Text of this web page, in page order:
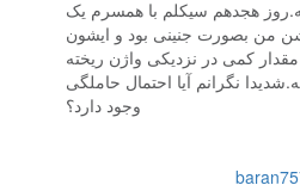
هجدهم سیکلم با همسرم یک
من بصورت جنینی بود و ایشون
کمی در نزدیکی واژن ریخته
نگرانم آیا احتمال حاملگی
وجود دارد؟